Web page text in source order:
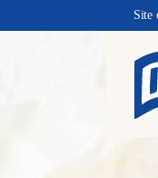
Site